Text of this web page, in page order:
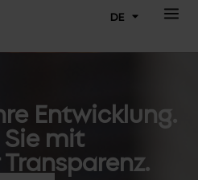
DE
Entwicklung.
mit